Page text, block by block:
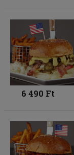
6 490 Ft